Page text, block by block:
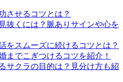
させるコツとは？
抜くには？脈ありサインや心を
をスムーズに続けるコツとは？
までこぎつけるコツを紹介！
サクラの目的は？見分け方も紹